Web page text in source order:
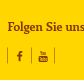
Folgen Sie